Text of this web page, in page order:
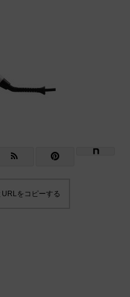
をコピーする